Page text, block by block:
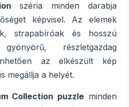
széria minden darabja
képvisel. Az elemek
strapabíróak és hosszú
részletgazdag
az elkészült kép
megállja a helyét.
Collection puzzle minden